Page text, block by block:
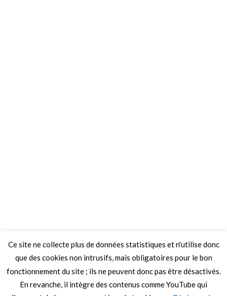
Ce site ne collecte plus de données statistiques et n'utilise donc
que des cookies non intrusifs, mais obligatoires pour le bon
fonctionnement du site ; ils ne peuvent donc pas être désactivés.
En revanche, il intègre des contenus comme YouTube qui